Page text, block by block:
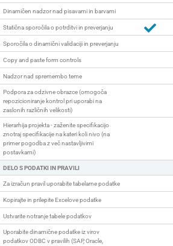
Dinamičen nadzor nad pisavami in barvami
Statična sporočila o potrditvi in preverjanju
Sporočila o dinamični validaciji in preverjanju
Copy and paste form controls
Nadzor nad spremembo teme
Podpora za odzivne obrazce (omogoča
repozicioniranje kontrol pri uporabi na
zaslonih različnih velikosti)
Hierarhija projekta - zaženite specifikacijo
znotraj specifikacije na kateri koli nivo (na
primer pogodba z več nastavljivimi
postavkami)
DELO S PODATKI IN PRAVILI
Za izračun pravil uporabite tabelarne podatke
Kopirajte in prilepite Excelove podatke
Ustvarite notranje tabele podatkov
Uporabite dinamične podatke iz virov
podatkov ODBC v pravilih (SAP, Oracle,